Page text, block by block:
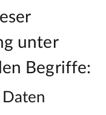
unter
Begriffe: